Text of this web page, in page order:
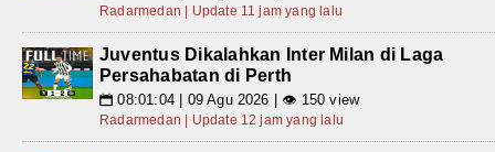
Radarmedan | Update 11 jam yang lalu
Juventus Dikalahkan Inter Milan di Laga
Persahabatan di Perth
📅 08:01:04 | 09 Agu 2026 | 👁 150 view
Radarmedan | Update 12 jam yang lalu